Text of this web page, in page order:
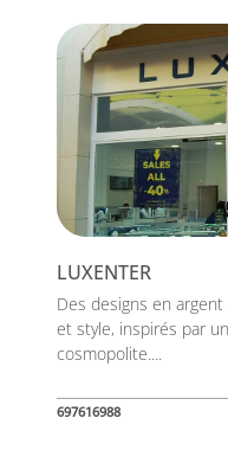
LUXENTER
Des designs en
et style, inspirés par
cosmopolite....
697616988